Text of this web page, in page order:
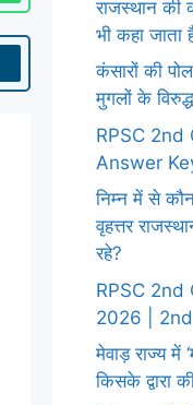
राजस्थान की
भी कहा जाता
कंसारों की
मुगलों के
RPSC 2nd
Answer
निम्न में से
वृहत्तर
रहे?
RPSC
2026 |
मेवाड़ राज्य में
किसके द्वारा